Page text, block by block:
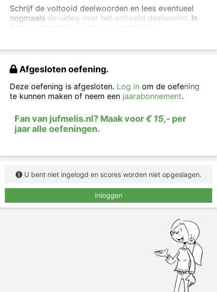
Schrijf de voltooid deelwoorden en lees eventueel
nogmaals de uitleg over het voltooid deelwoord. In
ook opdrachten maken over onregelmatige voltooid
Schrijf het voltooid deelwoord op.
Afgesloten oefening.
Deze oefening is afgesloten. Log in om de oefening
te kunnen maken of neem een jaarabonnement.
Fan van jufmelis.nl? Maak voor€ 15,- per
jaar alle oefeningen.
U bent niet ingelogd en scores worden niet opgeslagen.
Inloggen